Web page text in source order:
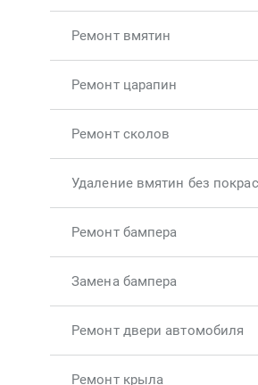
Ремонт вмятин
Ремонт царапин
Ремонт сколов
Удаление вмятин без
Ремонт бампера
Замена бампера
Ремонт двери автомобиля
Ремонт крыла